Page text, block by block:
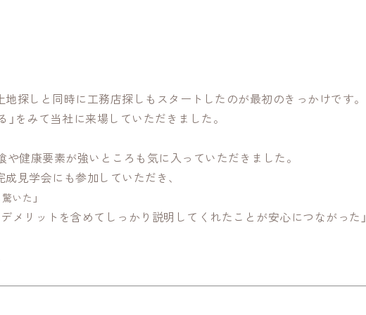
探しと同時に工務店探しもスタートしたのが最初のきっかけです。
」をみて当社に来場していただきました。
や健康要素が強いところも気に入っていただきました。
見学会にも参加していただき、
いた」
メリットを含めてしっかり説明してくれたことが安心につながった」